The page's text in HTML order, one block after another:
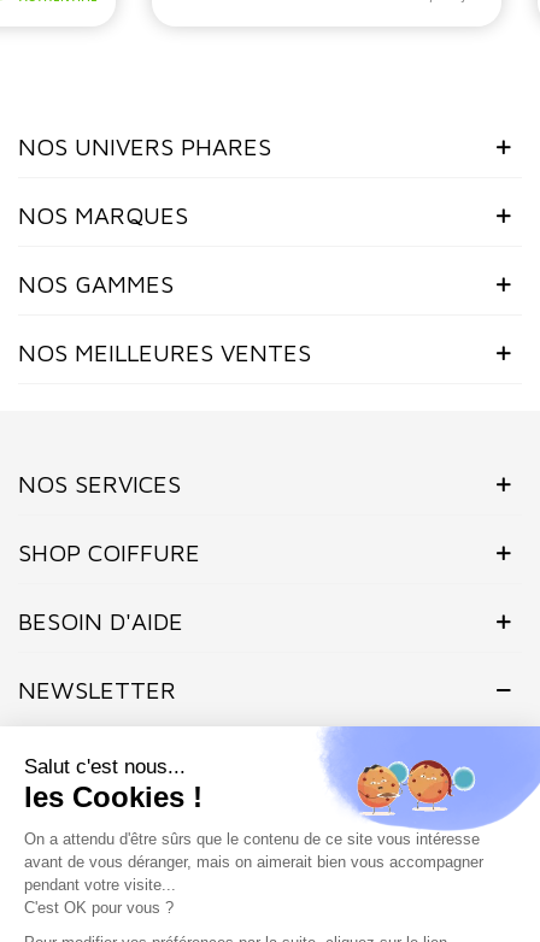
NOS UNIVERS PHARES
NOS MARQUES
NOS GAMMES
NOS MEILLEURES VENTES
NOS SERVICES
SHOP COIFFURE
BESOIN D'AIDE
NEWSLETTER
exclusivité nos offres flashs, promotions et actualités.
Site protégé par reCAPTCHA.